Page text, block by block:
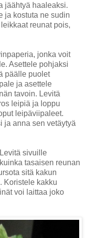
jäähtyä haaleaksi.
ja kostuta ne sudin
reunat pois,
jonka voit
Asettele pohjaksi
päälle puolet
ja asettele
tavoin. Levitä
leipiä ja loppu
leipäviipaleet.
ja anna sen vetäytyä
sivuille
tasaisen reunan
sitä kakun
Koristele kakku
voi laittaa joko